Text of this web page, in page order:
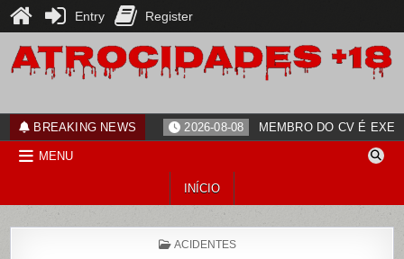
content
BREAKING NEWS 2026-08-08 MEMBRO DO CV É
MENU
INÍCIO
POSTED
ACIDENTES
Entry Register